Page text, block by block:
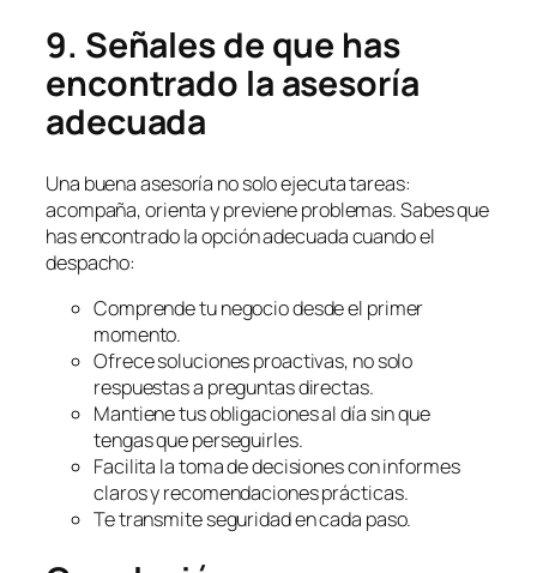
9. Señales de que has
encontrado la asesoría
adecuada
Una buena asesoría no solo ejecuta tareas:
acompaña, orienta y previene problemas. Sabes que
has encontrado la opción adecuada cuando el
despacho:
Comprende tu negocio desde el primer
momento.
Ofrece soluciones proactivas, no solo
respuestas a preguntas directas.
Mantiene tus obligaciones al día sin que
tengas que perseguirles.
Facilita la toma de decisiones con informes
claros y recomendaciones prácticas.
Te transmite seguridad en cada paso.